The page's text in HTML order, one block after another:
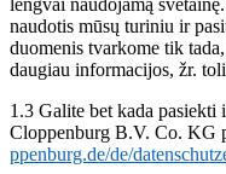
lengvai naudojamą
naudotis mūsų turiniu ir
duomenis tvarkome tik
daugiau informacijos, žr.
1.3 Galite bet kada pasiekti
Cloppenburg B.V. Co. KG
ppenburg.de/de/